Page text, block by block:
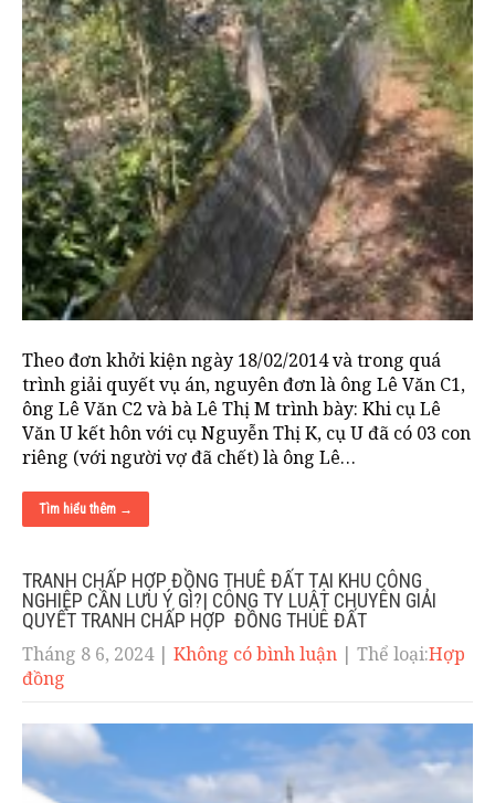
Theo đơn khởi kiện ngày 18/02/2014 và trong quá
trình giải quyết vụ án, nguyên đơn là ông Lê Văn C1,
ông Lê Văn C2 và bà Lê Thị M trình bày: Khi cụ Lê
Văn U kết hôn với cụ Nguyễn Thị K, cụ U đã có 03 con
riêng (với người vợ đã chết) là ông Lê…
Tìm hiểu thêm →
TRANH CHẤP HỢP ĐỒNG THUÊ ĐẤT TẠI KHU CÔNG
NGHIỆP CẦN LƯU Ý GÌ?| CÔNG TY LUẬT CHUYÊN GIẢI
QUYẾT TRANH CHẤP HỢP ĐỒNG THUÊ ĐẤT
Tháng 8 6, 2024 | Không có bình luận | Thể loại:Hợp
đồng